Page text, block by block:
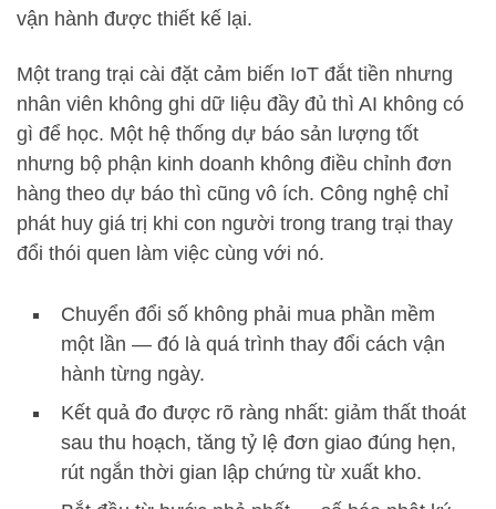
vận hành được thiết kế lại.
Một trang trại cài đặt cảm biến IoT đắt tiền nhưng
nhân viên không ghi dữ liệu đầy đủ thì AI không có
gì để học. Một hệ thống dự báo sản lượng tốt
nhưng bộ phận kinh doanh không điều chỉnh đơn
hàng theo dự báo thì cũng vô ích. Công nghệ chỉ
phát huy giá trị khi con người trong trang trại thay
đổi thói quen làm việc cùng với nó.
Chuyển đổi số không phải mua phần mềm
một lần — đó là quá trình thay đổi cách vận
hành từng ngày.
Kết quả đo được rõ ràng nhất: giảm thất thoát
sau thu hoạch, tăng tỷ lệ đơn giao đúng hẹn,
rút ngắn thời gian lập chứng từ xuất kho.